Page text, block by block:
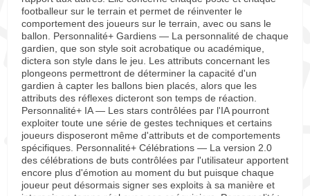
footballeur sur le terrain et permet de réinventer le
comportement des joueurs sur le terrain, avec ou sans le
ballon. Personnalité+ Gardiens — La personnalité de chaque
gardien, que son style soit acrobatique ou académique,
dictera son style dans le jeu. Les attributs concernant les
plongeons permettront de déterminer la capacité d'un
gardien à capter les ballons bien placés, alors que les
attributs des réflexes dicteront son temps de réaction.
Personnalité+ IA — Les stars contrôlées par l'IA pourront
exploiter toute une série de gestes techniques et certains
joueurs disposeront même d'attributs et de comportements
spécifiques. Personnalité+ Célébrations — La version 2.0
des célébrations de buts contrôlées par l'utilisateur apportent
encore plus d'émotion au moment du but puisque chaque
joueur peut désormais signer ses exploits à sa manière et